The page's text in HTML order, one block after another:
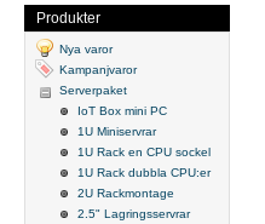
Produkter
Nya varor
Kampanjvaror
Serverpaket
IoT Box mini PC
1U Miniservrar
1U Rack en CPU sockel
1U Rack dubbla CPU:er
2U Rackmontage
2.5" Lagringsservrar